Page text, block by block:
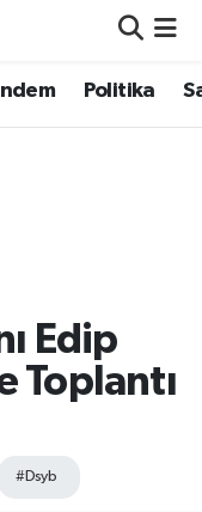
Politika
Edip
Toplantı
#Dsyb